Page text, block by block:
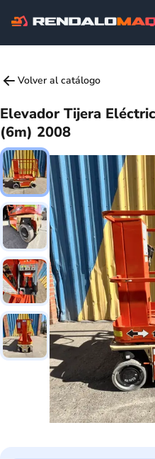
Volver al catálogo
Elevador Tijera
(6m) 2008